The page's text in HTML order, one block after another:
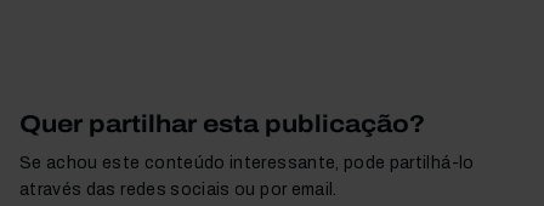
Quer partilhar esta publicação?
Se achou este conteúdo interessante, pode partilhá-lo
através das redes sociais ou por email.